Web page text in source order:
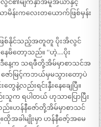
လွင်၏မျက်နှာအမူအယာနှင့်
ာမိန်းကလေးတယောက်ဖြစ်မှန်း
ြစ်နိုင်သည့်အတူတူ ပိုးအိလွင်
ေမိတော့သည်။ “ဟဲ့….ပိုး
ဒီနေ့က သရဖီတို့အိမ်မှာစာသင်အ
ော်မြင့်ကဘယ်မှမသွားတော့ပဲ
နဲ့လည်းရင်းနှီးနေချေပြီ။
သူက ရပါတယ် ဟုသာပြောပြီး
ည်။ဟန်နီဇော်တို့အိမ်မှာစာသင်
ခါမျိုးမှာ ဟန်နီဇော့်အမေ